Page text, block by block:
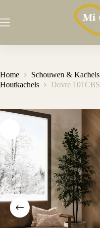
de
Home Schouwen & Kachels
Houtkachels
Dovre 101CBS